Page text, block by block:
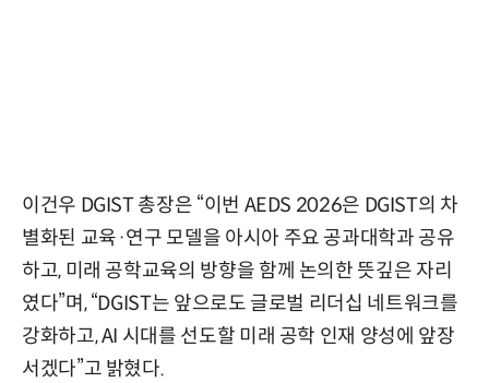
이건우 DGIST 총장은 “이번 AEDS 2026은 DGIST의 차
별화된 교육·연구 모델을 아시아 주요 공과대학과 공유
하고, 미래 공학교육의 방향을 함께 논의한 뜻깊은 자리
였다”며, “DGIST는 앞으로도 글로벌 리더십 네트워크를
강화하고, AI 시대를 선도할 미래 공학 인재 양성에 앞장
서겠다”고 밝혔다.